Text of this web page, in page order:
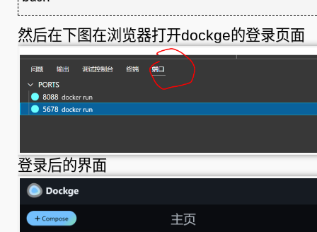
然后在下图在浏览器打开dockge的登录页面
登录后的界面